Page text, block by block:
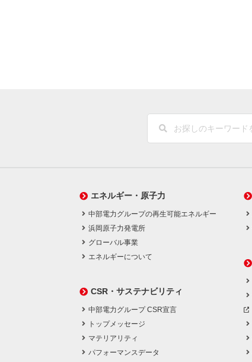
エネルギー・原子力
中部電力グループの再生可能エネルギー
浜岡原子力発電所
グローバル事業
エネルギーについて
CSR・サステナビリティ
中部電力グループ CSR宣言
トップメッセージ
マテリアリティ
パフォーマンスデータ